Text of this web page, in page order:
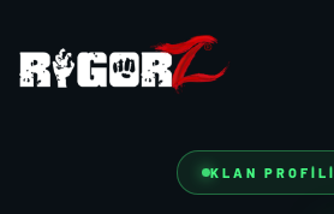
KLAN PROFILI